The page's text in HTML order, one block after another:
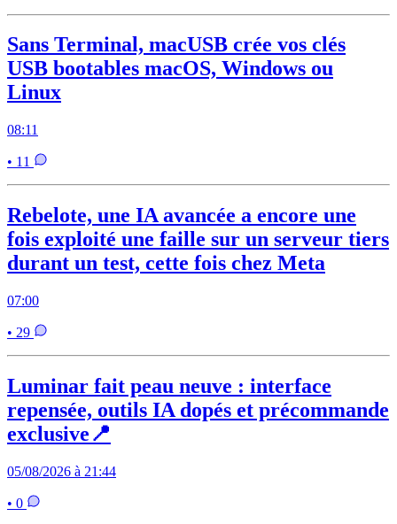
Sans Terminal, macUSB crée vos clés
USB bootables macOS, Windows ou
Linux
08:11
• 11
Rebelote, une IA avancée a encore une
fois exploité une faille sur un serveur tiers
durant un test, cette fois chez Meta
07:00
• 29
Luminar fait peau neuve : interface
repensée, outils IA dopés et précommande
exclusive📍
05/08/2026 à 21:44
• 0